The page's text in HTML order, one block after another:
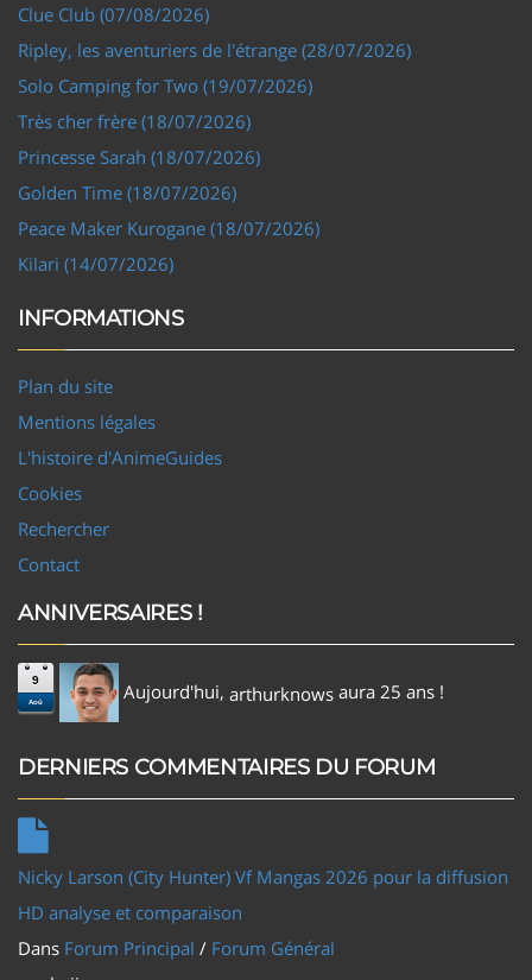
Clue Club (07/08/2026)
Ripley, les aventuriers de l'étrange (28/07/2026)
Solo Camping for Two (19/07/2026)
Très cher frère (18/07/2026)
Princesse Sarah (18/07/2026)
Golden Time (18/07/2026)
Peace Maker Kurogane (18/07/2026)
Kilari (14/07/2026)
INFORMATIONS
Plan du site
Mentions légales
L'histoire d'AnimeGuides
Cookies
Rechercher
Contact
ANNIVERSAIRES !
9
Aoû Aujourd'hui, arthurknows aura 25 ans !
DERNIERS COMMENTAIRES DU FORUM
Nicky Larson (City Hunter) Vf Mangas 2026 pour la diffusion
HD analyse et comparaison
Dans Forum Principal / Forum Général